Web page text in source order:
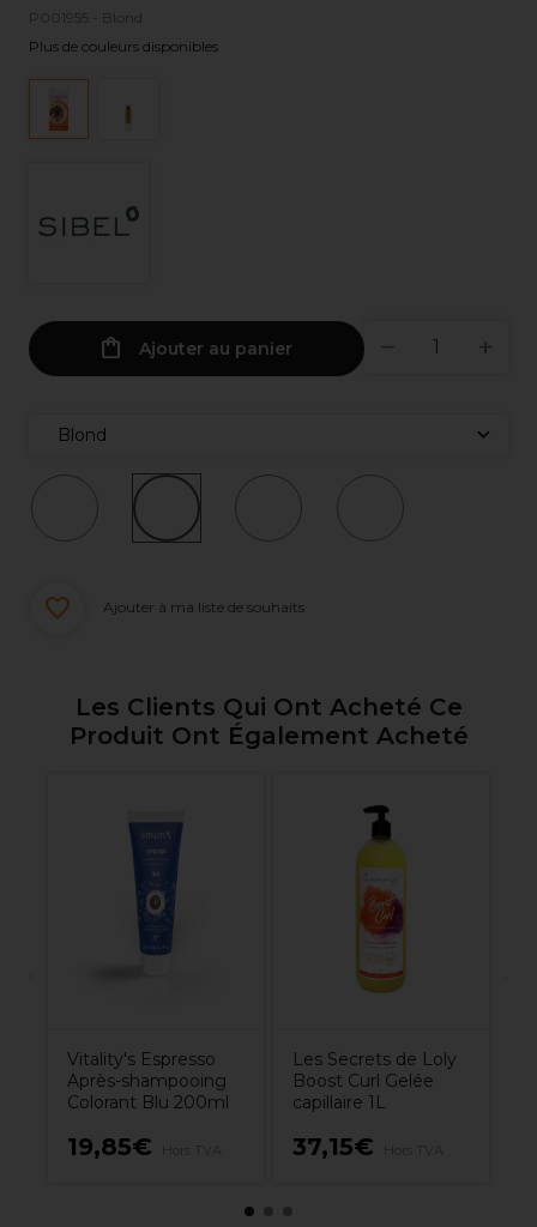
P001955 - Blond
Plus de couleurs disponibles
Ajouter au panier
Blond
Ajouter à ma liste de souhaits
Les Clients Qui Ont Acheté Ce
Produit Ont Également Acheté
Vitality's Espresso
Après-shampooing
Colorant Blu 200ml
19,85€
Les Secrets de Loly
Boost Curl Gelée
capillaire 1L
37,15€